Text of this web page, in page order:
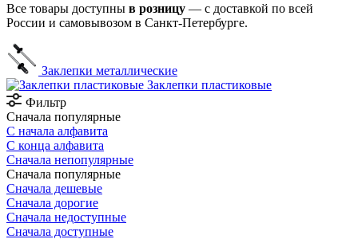
Все товары доступны в розницу — с доставкой по всей
России и самовывозом в Санкт-Петербурге.
Заклепки металлические
Заклепки пластиковые
Фильтр
Сначала популярные
С начала алфавита
С конца алфавита
Сначала непопулярные
Сначала популярные
Сначала дешевые
Сначала дорогие
Сначала недоступные
Сначала доступные